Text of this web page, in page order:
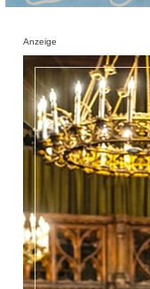
Anzeige